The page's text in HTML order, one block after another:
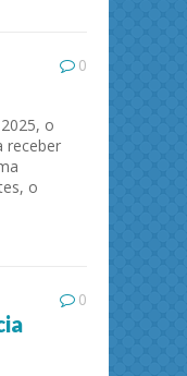
0
o
receber
o
0